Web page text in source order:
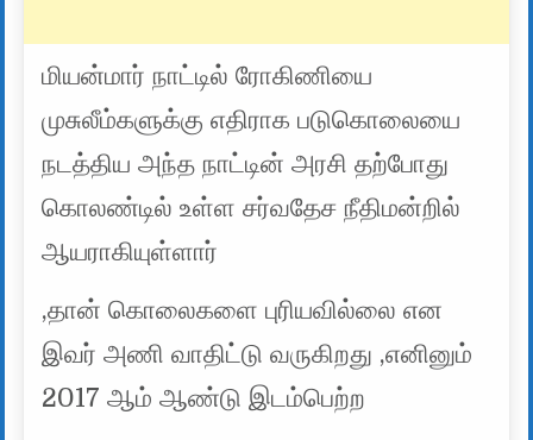
மியன்மார் நாட்டில் ரோகிணியை
முசுலீம்களுக்கு எதிராக படுகொலையை
நடத்திய அந்த நாட்டின் அரசி தற்போது
கொலண்டில் உள்ள சர்வதேச நீதிமன்றில்
ஆயராகியுள்ளார்
,தான் கொலைகளை புரியவில்லை என
இவர் அணி வாதிட்டு வருகிறது ,எனினும்
2017 ஆம் ஆண்டு இடம்பெற்ற